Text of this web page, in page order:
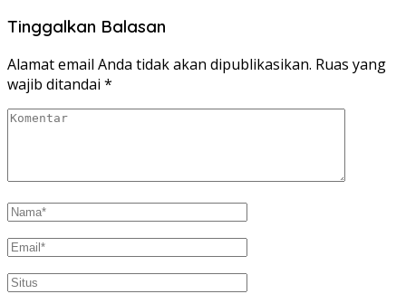
Tinggalkan Balasan
Alamat email Anda tidak akan dipublikasikan. Ruas yang
wajib ditandai *